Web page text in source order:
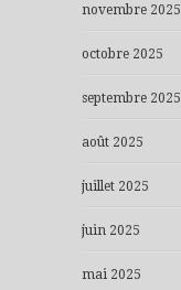
novembre 2025
octobre 2025
septembre 2025
août 2025
juillet 2025
juin 2025
mai 2025